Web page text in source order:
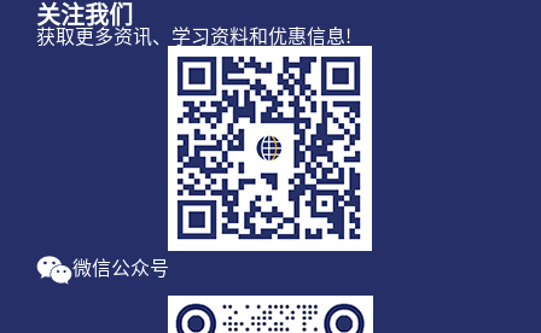
关注我们
获取更多资讯、学习资料和优惠信息!
微信公众号